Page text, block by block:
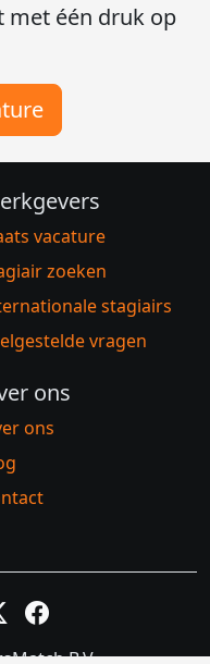
met één druk op
vacature
zoeken
stagiairs
vragen
ons
ons
Twitter XFacebook
B.V.